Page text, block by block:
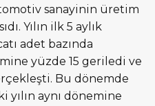
sanayinin üretim
Yılın ilk 5 aylık
adet bazında
yüzde 15 geriledi ve
Bu dönemde
yılın aynı dönemine